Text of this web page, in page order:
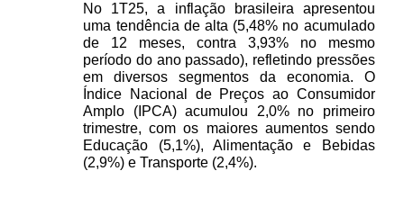
No 1T25, a inflação brasileira apresentou
uma tendência de alta (5,48% no acumulado
de 12 meses, contra 3,93% no mesmo
período do ano passado), refletindo pressões
em diversos segmentos da economia. O
Índice Nacional de Preços ao Consumidor
Amplo (IPCA) acumulou 2,0% no primeiro
trimestre, com os maiores aumentos sendo
Educação (5,1%), Alimentação e Bebidas
(2,9%) e Transporte (2,4%).